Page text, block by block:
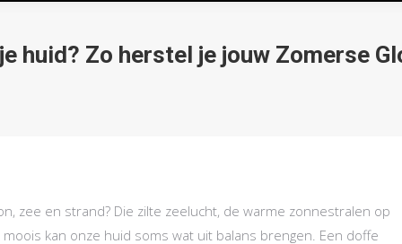
huid? Zo herstel je jouw Zomerse
zee en strand? Die zilte zeelucht, de warme zonnestralen op
kan onze huid soms wat uit balans brengen. Een doffe